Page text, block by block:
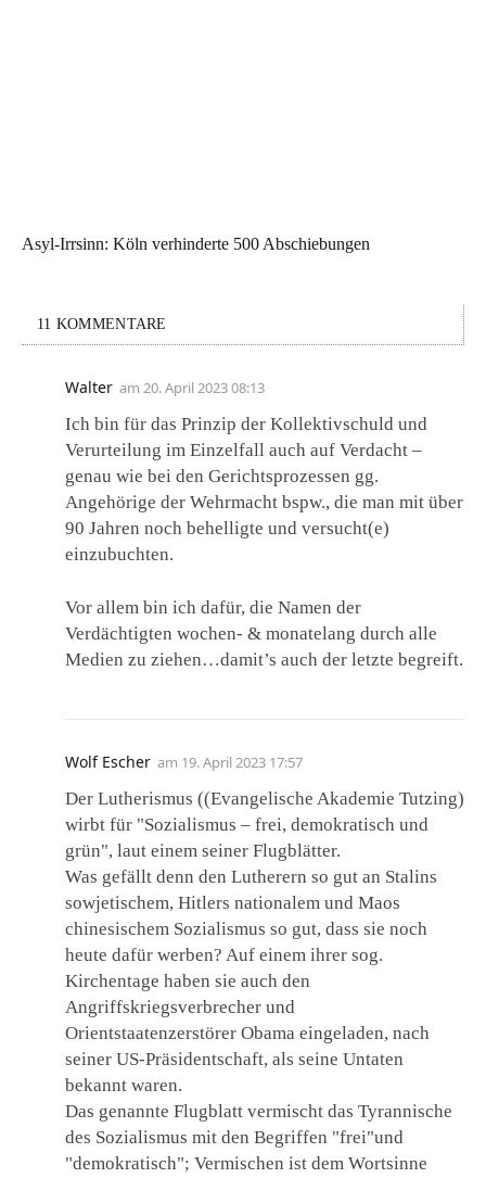
Asyl-Irrsinn: Köln verhinderte 500 Abschiebungen
11 KOMMENTARE
Walter am 20. April 2023 08:13
Ich bin für das Prinzip der Kollektivschuld und
Verurteilung im Einzelfall auch auf Verdacht –
genau wie bei den Gerichtsprozessen gg.
Angehörige der Wehrmacht bspw., die man mit über
90 Jahren noch behelligte und versucht(e)
einzubuchten.
Vor allem bin ich dafür, die Namen der
Verdächtigten wochen- & monatelang durch alle
Medien zu ziehen…damit’s auch der letzte begreift.
Wolf Escher am 19. April 2023 17:57
Der Lutherismus ((Evangelische Akademie Tutzing)
wirbt für "Sozialismus – frei, demokratisch und
grün", laut einem seiner Flugblätter.
Was gefällt denn den Lutherern so gut an Stalins
sowjetischem, Hitlers nationalem und Maos
chinesischem Sozialismus so gut, dass sie noch
heute dafür werben? Auf einem ihrer sog.
Kirchentage haben sie auch den
Angriffskriegsverbrecher und
Orientstaatenzerstörer Obama eingeladen, nach
seiner US-Präsidentschaft, als seine Untaten
bekannt waren.
Das genannte Flugblatt vermischt das Tyrannische
des Sozialismus mit den Begriffen "frei"und
"demokratisch"; Vermischen ist dem Wortsinne